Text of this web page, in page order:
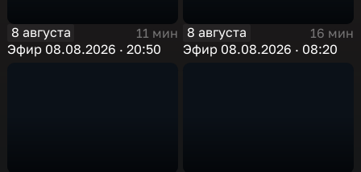
8 августа
11 мин
Эфир 08.08.2026 · 20:50
8 августа
16 мин
Эфир 08.08.2026 · 08:20